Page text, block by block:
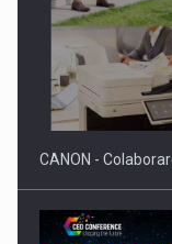
Producatorii si
reglementari…
CANON -